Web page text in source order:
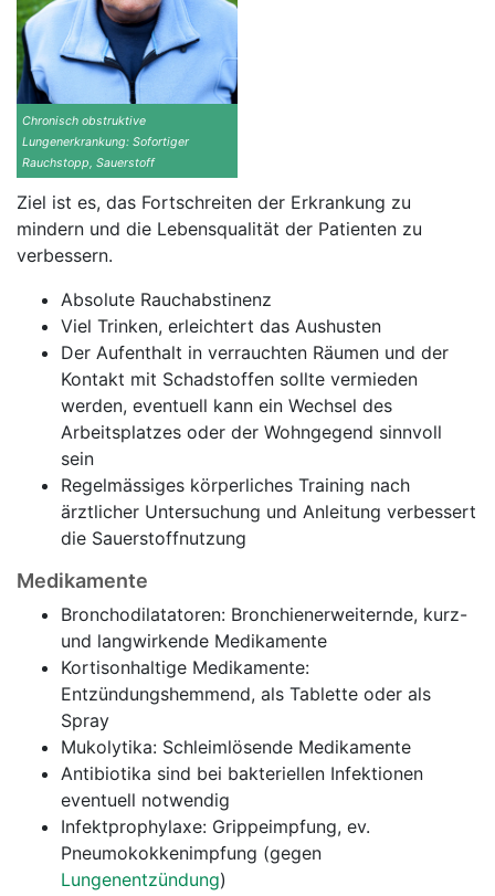
Chronisch obstruktive
Lungenerkrankung: Sofortiger
Rauchstopp, Sauerstoff
Ziel ist es, das Fortschreiten der Erkrankung zu
mindern und die Lebensqualität der Patienten zu
verbessern.
Absolute Rauchabstinenz
Viel Trinken, erleichtert das Aushusten
Der Aufenthalt in verrauchten Räumen und der
Kontakt mit Schadstoffen sollte vermieden
werden, eventuell kann ein Wechsel des
Arbeitsplatzes oder der Wohngegend sinnvoll
sein
Regelmässiges körperliches Training nach
ärztlicher Untersuchung und Anleitung verbessert
die Sauerstoffnutzung
Medikamente
Bronchodilatatoren: Bronchienerweiternde, kurz-
und langwirkende Medikamente
Kortisonhaltige Medikamente:
Entzündungshemmend, als Tablette oder als
Spray
Mukolytika: Schleimlösende Medikamente
Antibiotika sind bei bakteriellen Infektionen
eventuell notwendig
Infektprophylaxe: Grippeimpfung, ev.
Pneumokokkenimpfung (gegen
Lungenentzündung)